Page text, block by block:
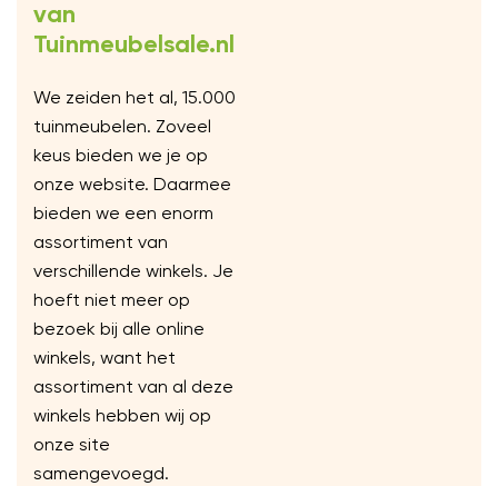
van
Tuinmeubelsale.nl
We zeiden het al, 15.000
tuinmeubelen. Zoveel
keus bieden we je op
onze website. Daarmee
bieden we een enorm
assortiment van
verschillende winkels. Je
hoeft niet meer op
bezoek bij alle online
winkels, want het
assortiment van al deze
winkels hebben wij op
onze site
samengevoegd.